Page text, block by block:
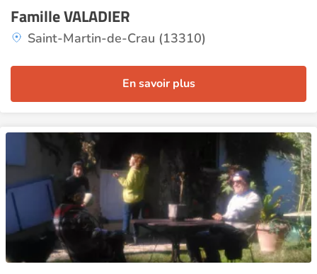
Famille VALADIER
Saint-Martin-de-Crau (13310)
En savoir plus